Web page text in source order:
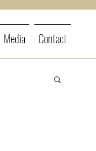
Media Contact